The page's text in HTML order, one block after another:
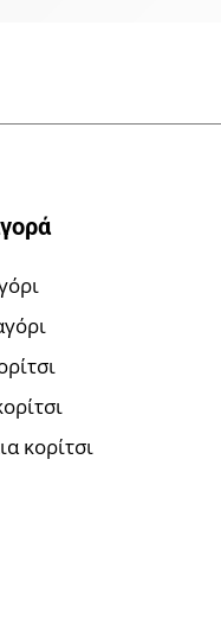
κορίτσι